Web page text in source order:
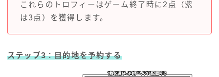
これらのトロフィーはゲーム終了時に2点（紫
は3点）を獲得します。
ステップ3：目的地を予約する